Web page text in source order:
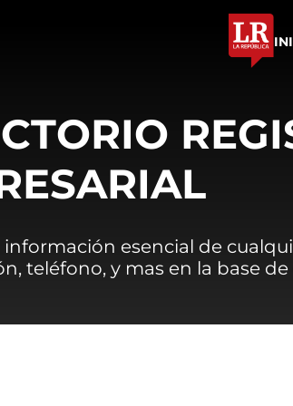
información esencial de
teléfono, y mas en la base